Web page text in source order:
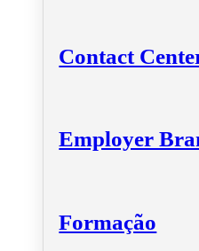
Contact
Employer
Formação